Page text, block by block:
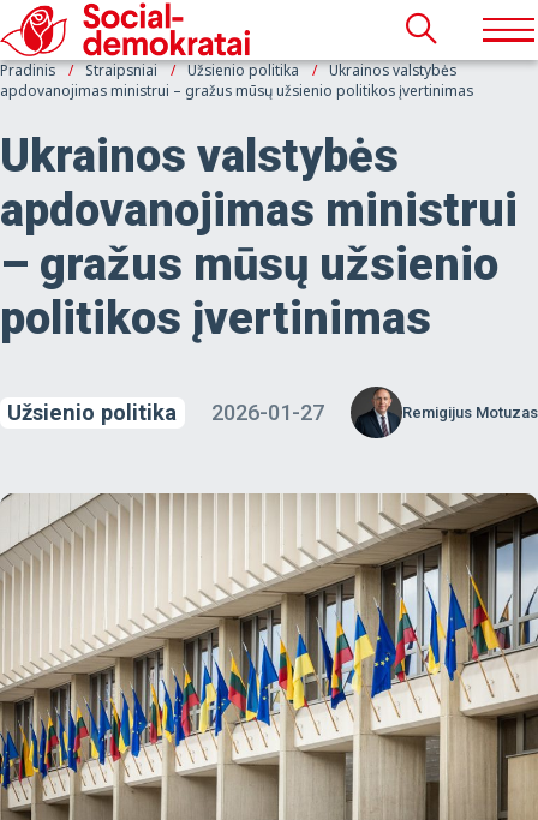
Pradinis Straipsniai Užsienio politika
Ukrainos valstybės
apdovanojimas ministrui – gražus mūsų užsienio politikos įvertinimas
Ukrainos valstybės
apdovanojimas ministrui
– gražus mūsų užsienio
politikos įvertinimas
Užsienio politika 2026-01-27 Remigijus Motuzas